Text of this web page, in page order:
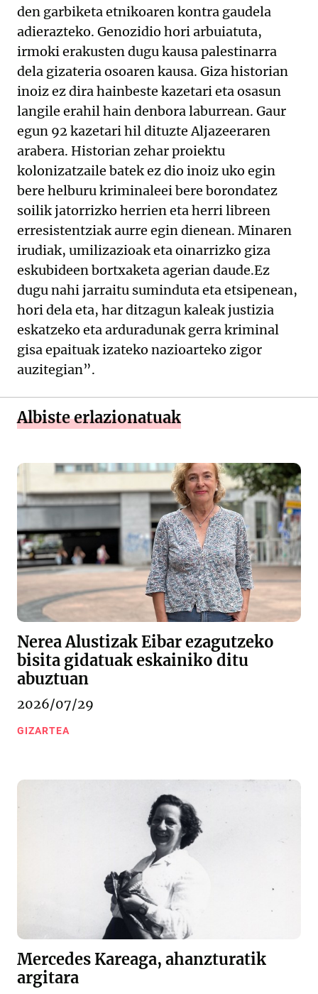
den garbiketa etnikoaren kontra gaudela
adierazteko. Genozidio hori arbuiatuta,
irmoki erakusten dugu kausa palestinarra
dela gizateria osoaren kausa. Giza historian
inoiz ez dira hainbeste kazetari eta osasun
langile erahil hain denbora laburrean. Gaur
egun 92 kazetari hil dituzte Aljazeeraren
arabera. Historian zehar proiektu
kolonizatzaile batek ez dio inoiz uko egin
bere helburu kriminaleei bere borondatez
soilik jatorrizko herrien eta herri libreen
erresistentziak aurre egin dienean. Minaren
irudiak, umilizazioak eta oinarrizko giza
eskubideen bortxaketa agerian daude.Ez
dugu nahi jarraitu suminduta eta etsipenean,
hori dela eta, har ditzagun kaleak justizia
eskatzeko eta arduradunak gerra kriminal
gisa epaituak izateko nazioarteko zigor
auzitegian”.
Albiste erlazionatuak
Nerea Alustizak Eibar ezagutzeko
bisita gidatuak eskainiko ditu
abuztuan
2026/07/29
GIZARTEA
Mercedes Kareaga, ahanzturatik
argitara